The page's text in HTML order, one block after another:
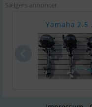
Sælgers annoncer
Yamaha 2.5